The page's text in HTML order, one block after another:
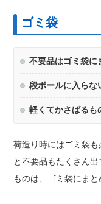
ゴミ袋
不要品はゴミ袋に
段ボールに入らな
軽くてかさばるも
荷造り時にはゴミ袋
と不要品もたくさん
ものは、ゴミ袋にまと